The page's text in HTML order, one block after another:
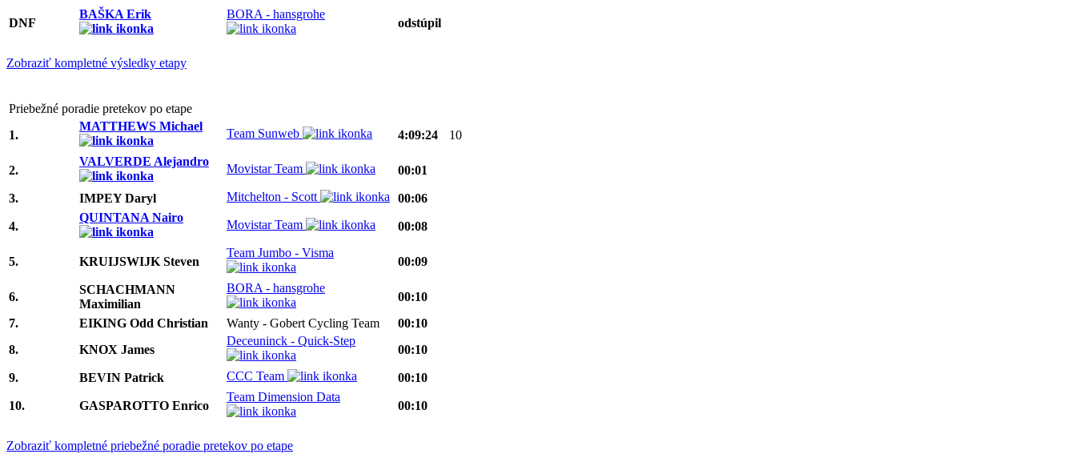
DNF
BAŠKA Erik BORA - hansgrohe
odstúpil
Zobraziť kompletné výsledky etapy
Priebežné poradie pretekov po etape
1.
MATTHEWS Michael
Team Sunweb 4:09:24 10
2.
VALVERDE Alejandro
Movistar Team 00:01
3. IMPEY Daryl Mitchelton - Scott 00:06
4.
QUINTANA Nairo
Movistar Team 00:08
5. KRUIJSWIJK Steven
Team Jumbo - Visma
00:09
6.
SCHACHMANN
Maximilian
BORA - hansgrohe
00:10
7.
EIKING Odd Christian Wanty - Gobert Cycling Team
00:10
8.
KNOX James
Deceuninck - Quick-Step
00:10
9. BEVIN Patrick CCC Team 00:10
10. GASPAROTTO Enrico
Team Dimension Data
00:10
Zobraziť kompletné priebežné poradie pretekov po etape